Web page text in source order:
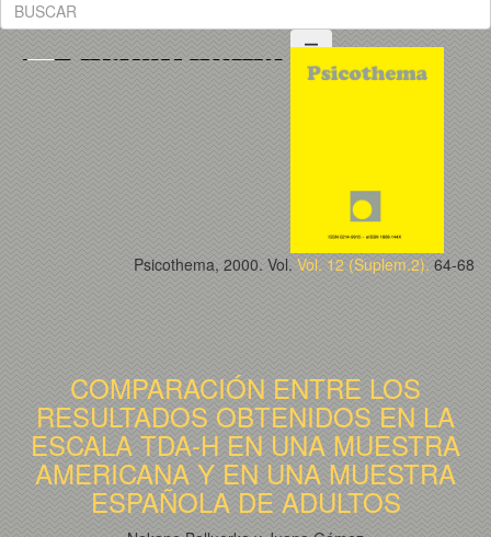
Psicothema, 2000. Vol. Vol. 12 (Suplem.2). 64-68
COMPARACIÓN ENTRE LOS
RESULTADOS OBTENIDOS EN LA
ESCALA TDA-H EN UNA MUESTRA
AMERICANA Y EN UNA MUESTRA
ESPAÑOLA DE ADULTOS